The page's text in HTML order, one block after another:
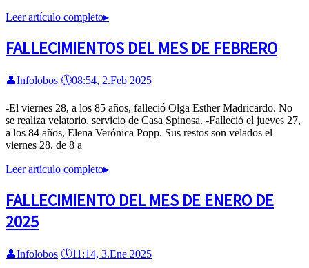
Leer artículo completo▸
FALLECIMIENTOS DEL MES DE FEBRERO
👤Infolobos 🕔08:54, 2.Feb 2025
-El viernes 28, a los 85 años, falleció Olga Esther Madricardo. No
se realiza velatorio, servicio de Casa Spinosa. -Falleció el jueves 27,
a los 84 años, Elena Verónica Popp. Sus restos son velados el
viernes 28, de 8 a
Leer artículo completo▸
FALLECIMIENTO DEL MES DE ENERO DE
2025
👤Infolobos 🕔11:14, 3.Ene 2025